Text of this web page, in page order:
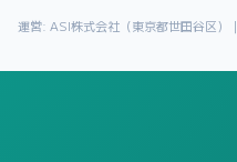
運営: ASI株式会社（東京都世田谷区）｜